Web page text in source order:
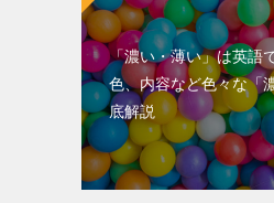
「濃い・薄い」は英語
色、内容など色々な「
底解説